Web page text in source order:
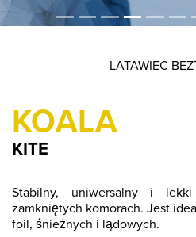
- LATAWIEC
KOALA
KITE
Stabilny, uniwersalny i
zamkniętych komorach. Jest
foil, śnieżnych i lądowych.